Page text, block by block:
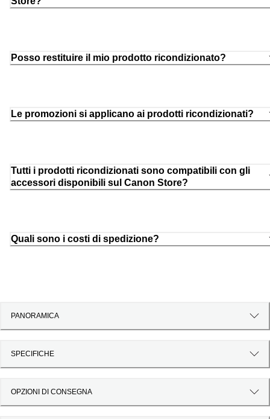
Posso restituire il mio prodotto ricondizionato?
Le promozioni si applicano ai prodotti ricondizionati?
Tutti i prodotti ricondizionati sono compatibili con gli
accessori disponibili sul Canon Store?
Quali sono i costi di spedizione?
PANORAMICA
SPECIFICHE
OPZIONI DI CONSEGNA